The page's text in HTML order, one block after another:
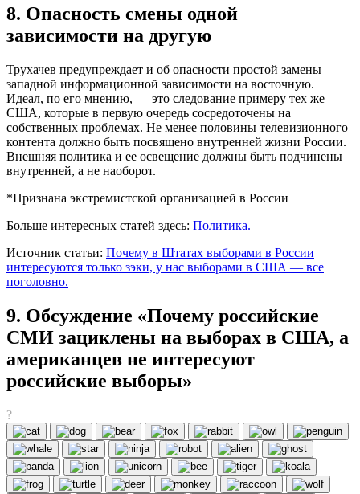
8. Опасность смены одной
зависимости на другую
Трухачев предупреждает и об опасности простой замены
западной информационной зависимости на восточную.
Идеал, по его мнению, — это следование примеру тех же
США, которые в первую очередь сосредоточены на
собственных проблемах. Не менее половины телевизионного
контента должно быть посвящено внутренней жизни России.
Внешняя политика и ее освещение должны быть подчинены
внутренней, а не наоборот.
*Признана экстремистской организацией в России
Больше интересных статей здесь: Политика.
Источник статьи: Почему в Штатах выборами в России
интересуются только зэки, у нас выборами в США — все
поголовно.
9. Обсуждение «Почему российские
СМИ зациклены на выборах в США, а
американцев не интересуют
российские выборы»
?